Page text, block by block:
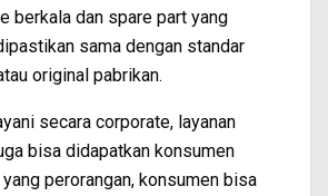
berkala dan spare part yang
sama dengan standar
original pabrikan.
secara corporate, layanan
bisa didapatkan konsumen
perorangan, konsumen bisa